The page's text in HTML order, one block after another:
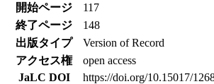
開始ページ
117
終了ページ
148
出版タイプ
Version of Record
アクセス権
open access
JaLC DOI
https://doi.org/10.15017/